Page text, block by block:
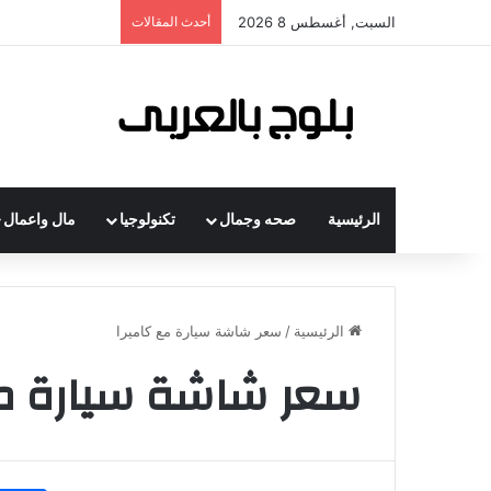
السبت, أغسطس 8 2026 أحدث المقالات
الرئيسية صحه وجمال تكنولوجيا مال واعمال
الرئيسية / سعر شاشة سيارة مع كاميرا
سعر شاشة سيارة